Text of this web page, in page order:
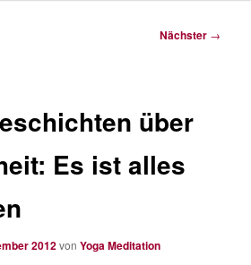
Nächster →
über
Es ist alles
2012vonYoga Meditation